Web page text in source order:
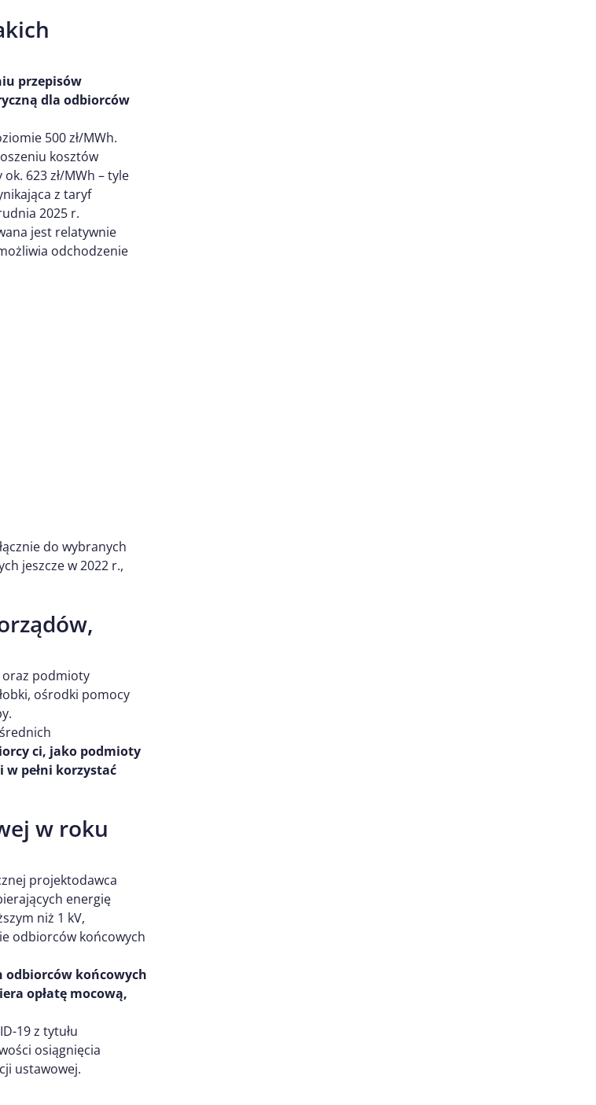
przepisów
dla odbiorców
500 zł/MWh.
kosztów
623 zł/MWh – tyle
z taryf
2025 r.
jest relatywnie
odchodzenie
do wybranych
jeszcze w 2022 r.,
podmioty
ośrodki pomocy
ci, jako podmioty
pełni korzystać
w roku
projektodawca
energię
niż 1 kV,
odbiorców końcowych
odbiorców końcowych
opłatę mocową,
19 z tytułu
osiągnięcia
ustawowej.